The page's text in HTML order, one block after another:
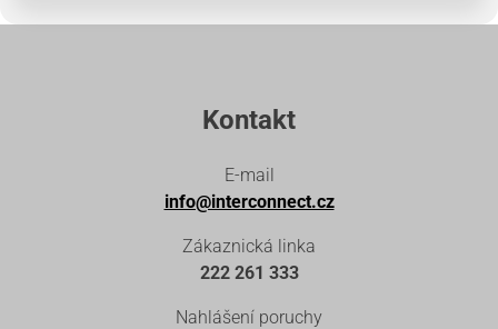
Kontakt
E-mail
info@interconnect.cz
Zákaznická linka
222 261 333
Nahlášení poruchy